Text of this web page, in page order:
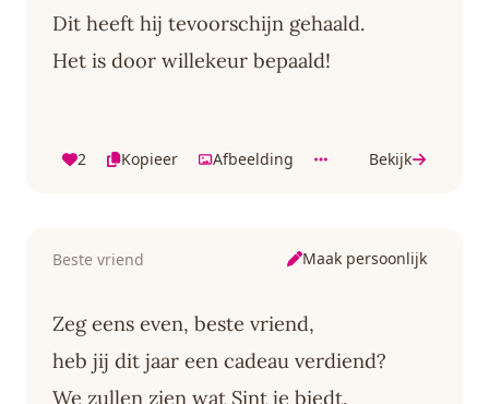
Dit heeft hij tevoorschijn gehaald.
Het is door willekeur bepaald!
2 Kopieer Afbeelding Bekijk
Beste vriend Maak persoonlijk
Zeg eens even, beste vriend,
heb jij dit jaar een cadeau verdiend?
We zullen zien wat Sint je biedt.